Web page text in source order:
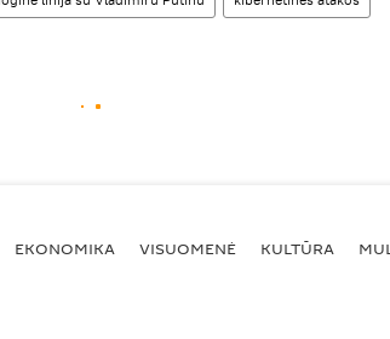
EKONOMIKA VISUOMENĖ KULTŪRA